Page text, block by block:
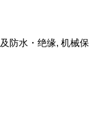
防水・绝缘, 机械